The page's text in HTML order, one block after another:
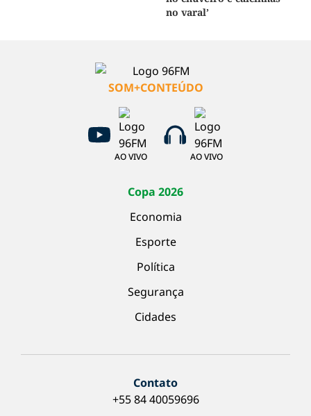
no varal’
SOM+CONTEÚDO
AO VIVO AO VIVO
Copa 2026
Economia
Esporte
Política
Segurança
Cidades
Contato
+55 84 40059696